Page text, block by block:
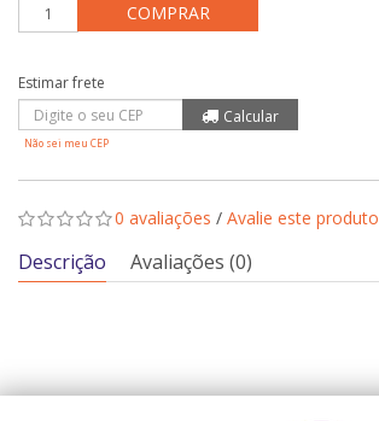
COMPRAR
Não sei meu CEP
0 avaliações / Avalie este produto
Descrição Avaliações (0)